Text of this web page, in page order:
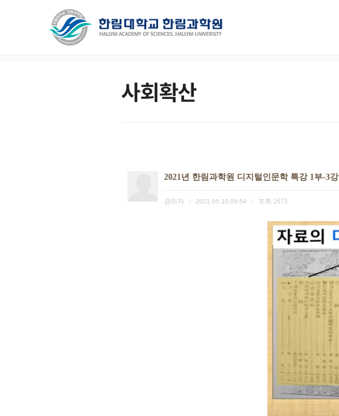
사회확산
2021년 한림과학원 디지털인문학 특강 1부-3강
관리자 2021.05.10 09:54 조회 2671